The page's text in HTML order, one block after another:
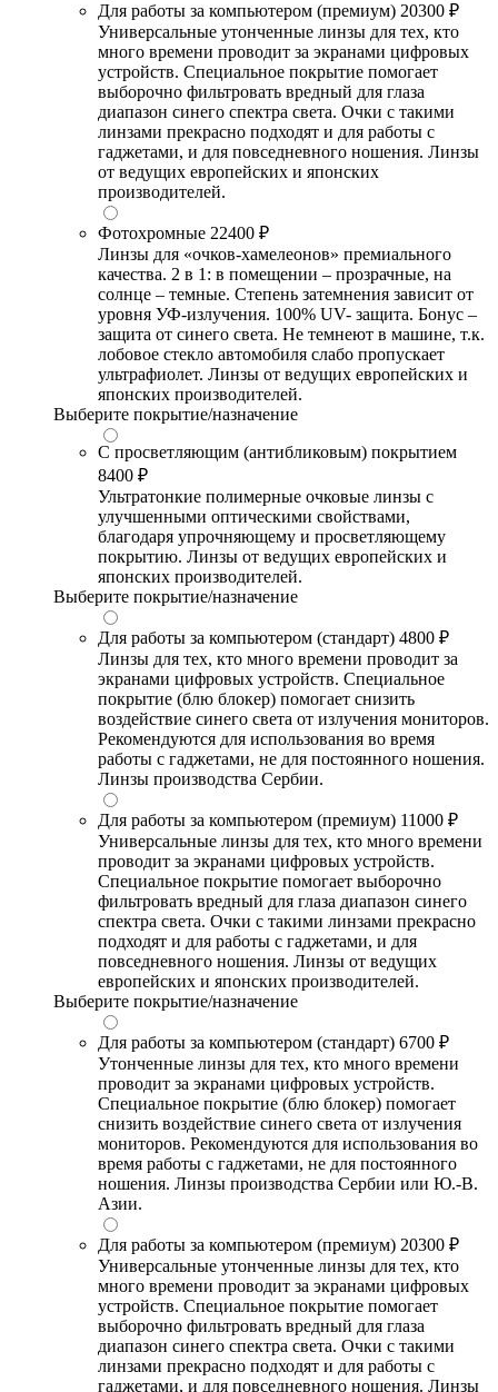
Для работы за компьютером (премиум) 20300 ₽
Универсальные утонченные линзы для тех, кто
много времени проводит за экранами цифровых
устройств. Специальное покрытие помогает
выборочно фильтровать вредный для глаза
диапазон синего спектра света. Очки с такими
линзами прекрасно подходят и для работы с
гаджетами, и для повседневного ношения. Линзы
от ведущих европейских и японских
производителей.
Фотохромные 22400 ₽
Линзы для «очков-хамелеонов» премиального
качества. 2 в 1: в помещении – прозрачные, на
солнце – темные. Степень затемнения зависит от
уровня УФ-излучения. 100% UV- защита. Бонус –
защита от синего света. Не темнеют в машине, т.к.
лобовое стекло автомобиля слабо пропускает
ультрафиолет. Линзы от ведущих европейских и
японских производителей.
Выберите покрытие/назначение
С просветляющим (антибликовым) покрытием
8400 ₽
Ультратонкие полимерные очковые линзы с
улучшенными оптическими свойствами,
благодаря упрочняющему и просветляющему
покрытию. Линзы от ведущих европейских и
японских производителей.
Выберите покрытие/назначение
Для работы за компьютером (стандарт) 4800 ₽
Линзы для тех, кто много времени проводит за
экранами цифровых устройств. Специальное
покрытие (блю блокер) помогает снизить
воздействие синего света от излучения мониторов.
Рекомендуются для использования во время
работы с гаджетами, не для постоянного ношения.
Линзы производства Сербии.
Для работы за компьютером (премиум) 11000 ₽
Универсальные линзы для тех, кто много времени
проводит за экранами цифровых устройств.
Специальное покрытие помогает выборочно
фильтровать вредный для глаза диапазон синего
спектра света. Очки с такими линзами прекрасно
подходят и для работы с гаджетами, и для
повседневного ношения. Линзы от ведущих
европейских и японских производителей.
Выберите покрытие/назначение
Для работы за компьютером (стандарт) 6700 ₽
Утонченные линзы для тех, кто много времени
проводит за экранами цифровых устройств.
Специальное покрытие (блю блокер) помогает
снизить воздействие синего света от излучения
мониторов. Рекомендуются для использования во
время работы с гаджетами, не для постоянного
ношения. Линзы производства Сербии или Ю.-В.
Азии.
Для работы за компьютером (премиум) 20300 ₽
Универсальные утонченные линзы для тех, кто
много времени проводит за экранами цифровых
устройств. Специальное покрытие помогает
выборочно фильтровать вредный для глаза
диапазон синего спектра света. Очки с такими
линзами прекрасно подходят и для работы с
гаджетами, и для повседневного ношения. Линзы